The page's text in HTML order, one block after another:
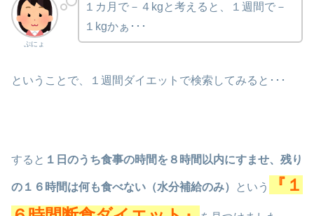
ぷにょ
１カ月で－４kgと考えると、１週間で－
１kgかぁ･･･
ということで、１週間ダイエットで検索してみると･･･
すると １日のうち食事の時間を８時間以内にすませ、残り
の１６時間は何も食べない（水分補給のみ） という
『１